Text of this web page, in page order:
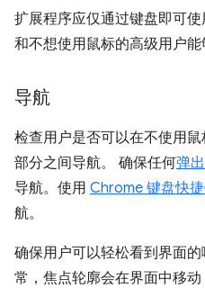
扩展程序应仅通过键盘即可
和不想使用鼠标的高级用户能
导航
检查用户是否可以在不使用
部分之间导航。 确保任何弹
导航。使用 Chrome 键盘快
航。
确保用户可以轻松看到界面
常，焦点轮廓会在界面中移